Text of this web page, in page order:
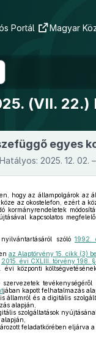
Portál Magyar
(VII.
egyes
Hatályos: 2025. 12. 02.
hogy az állampolgárok az
az okostelefon, ezért a
kormányrendeletek
kapcsolatos
szóló 1992.
az Alaptörvény 15. cikk (3)
2015. évi CXLIII. törvény 198.
központi
tevékenységéről
jában kapott felhatalmazás
államról és a digitális
alapján,
szolgáltatások
feladatkörében eljárva